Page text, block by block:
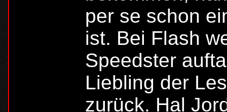
per se schon
ist. Bei Flash
Speedster
Liebling der
zurück. Hal